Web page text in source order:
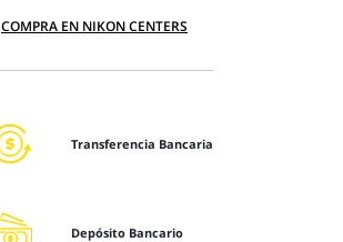
COMPRA EN NIKON CENTERS
Transferencia Bancaria
Depósito Bancario